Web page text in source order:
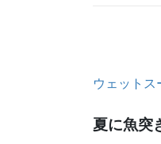
ウェットス
夏に魚突